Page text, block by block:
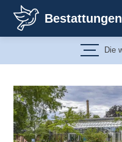
Inhalt
springen
Die